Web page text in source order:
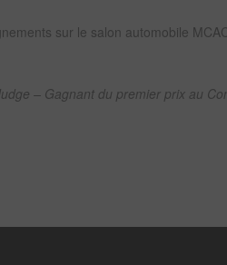
sur le salon automobile
– Gagnant du premier prix au